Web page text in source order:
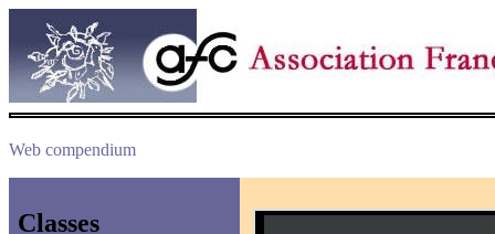
Web compendium
Classes